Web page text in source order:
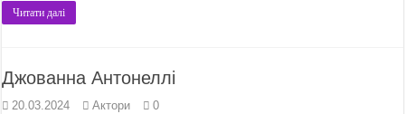
Читати далі
Джованна Антонеллі
20.03.2024 Актори 0